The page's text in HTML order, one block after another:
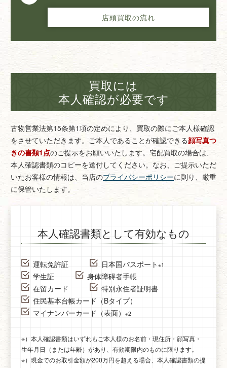
店頭買取の流れ
買取には
本人確認が必要です
古物営業法第15条第1項の定めにより、買取の際にご本人様確認
をさせていただきます。 ご本人であることが確認できる顔写真つ
きの書類1点のご提示をお願いいたします。 宅配買取の場合は、
本人確認書類のコピーを送付してください。 なお、ご提示いただ
いたお客様の情報は、当店のプライバシーポリシーに則り、厳重
に保管いたします。
本人確認書類として有効なもの
運転免許証 日本国パスポート ※1
学生証
身体障碍者手帳
在留カード
特別永住者証明書
住民基本台帳カード（Bタイプ）
マイナンバーカード（表面） ※2
※）本人確認書類はいずれもご本人様のお名前・現住所・顔写真・
生年月日（または年齢）があり、有効期限内のものに限ります。
※）現金でのお取引金額が200万円を超える場合、本人確認書類の提